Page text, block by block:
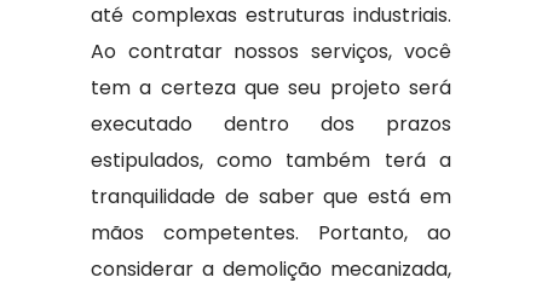
até complexas estruturas industriais.
Ao contratar nossos serviços, você
tem a certeza que seu projeto será
executado dentro dos prazos
estipulados, como também terá a
tranquilidade de saber que está em
mãos competentes. Portanto, ao
considerar a demolição mecanizada,